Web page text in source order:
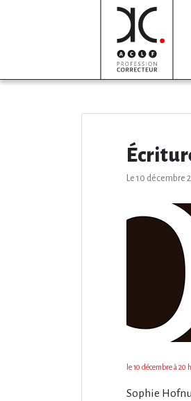
Le 10 décembre
le 10 décembre à
Sophie